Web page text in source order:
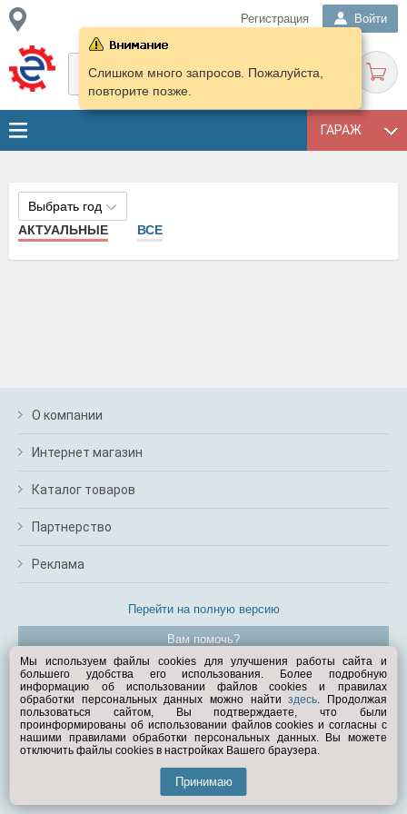
Регистрация Войти
ГАРАЖ
Слишком много запросов. Пожалуйста,
повторите позже.
Выбрать год
АКТУАЛЬНЫЕ
ВСЕ
О компании
Интернет магазин
Каталог товаров
Партнерство
Реклама
Перейти на полную версию
Вам помочь?
© Exist.ru 1998—2026
Мы используем файлы cookies для улучшения работы сайта и
большего удобства его использования. Более подробную
информацию об использовании файлов cookies и правилах
обработки персональных данных можно найтиздесь. Продолжая
пользоваться сайтом, Вы подтверждаете, что были
проинформированы об использовании файлов cookies и согласны с
нашими правилами обработки персональных данных. Вы можете
отключить файлы cookies в настройках Вашего браузера.
Принимаю